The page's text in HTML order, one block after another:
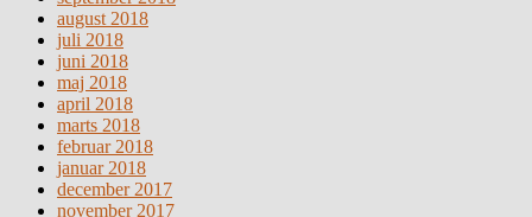
august 2018
juli 2018
juni 2018
maj 2018
april 2018
marts 2018
februar 2018
januar 2018
december 2017
november 2017